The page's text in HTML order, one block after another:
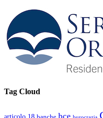
Tag Cloud
articolo 18